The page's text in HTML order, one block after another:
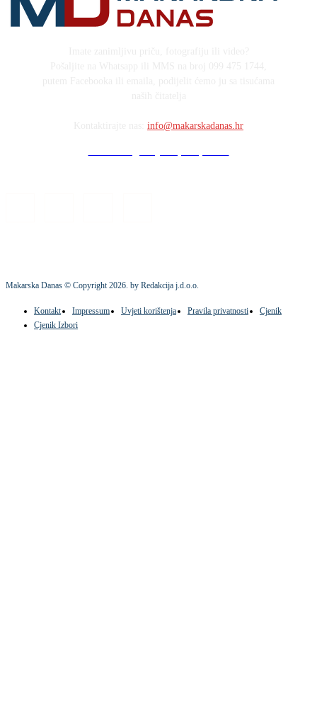
info@makarskadanas.hr
Makarska Danas © Copyright2026. by Redakcija j.d.o.o.
Kontakt Impressum Uvjeti korištenja Pravila privatnosti
Cjenik
Cjenik Izbori